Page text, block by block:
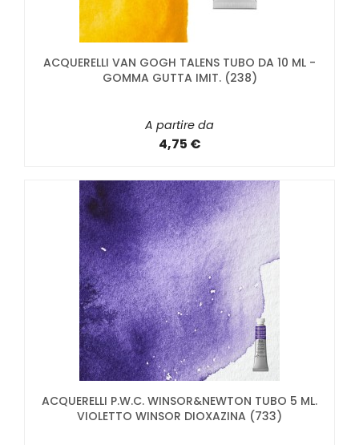
ACQUERELLI VAN GOGH TALENS TUBO DA 10 ML -
GOMMA GUTTA IMIT. (238)
A partire da
4,75 €
ACQUERELLI P.W.C. WINSOR&NEWTON TUBO 5 ML.
VIOLETTO WINSOR DIOXAZINA (733)